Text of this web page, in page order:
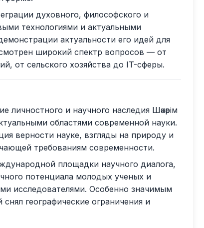
духовного, философского и
технологиями и актуальными
актуальности его идей для
широкий спектр вопросов — от
от сельского хозяйства до IT-сферы.
и научного наследия Шәкәрім
областями современной науки.
верности науке, взгляды на природу и
требованиям современности.
площадки научного диалога,
потенциала молодых ученых и
исследователями. Особенно значимым
географические ограничения и